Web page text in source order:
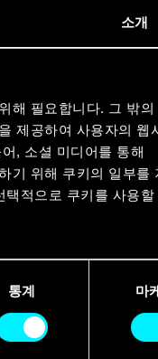
소개
해 필요합니다. 그 밖의
제공하여 사용자의 웹
, 소셜 미디어를 통해
기 위해 쿠키의 일부를
택적으로 쿠키를 사용할
의 "Settings" 메뉴에
통계 마